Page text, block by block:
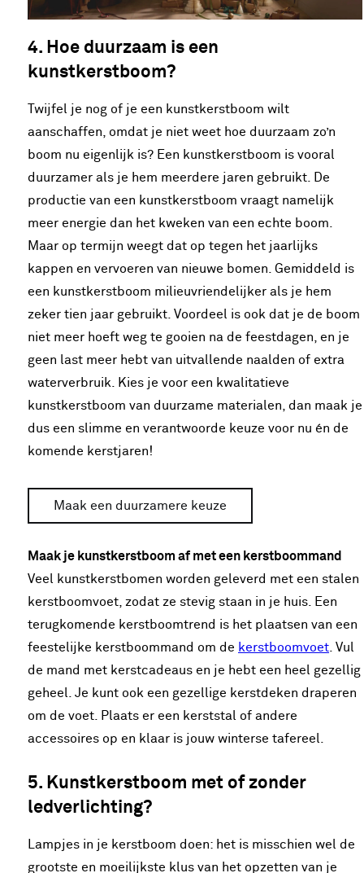
4. Hoe duurzaam is een
kunstkerstboom?
Twijfel je nog of je een kunstkerstboom wilt
aanschaffen, omdat je niet weet hoe duurzaam zo’n
boom nu eigenlijk is? Een kunstkerstboom is vooral
duurzamer als je hem meerdere jaren gebruikt. De
productie van een kunstkerstboom vraagt namelijk
meer energie dan het kweken van een echte boom.
Maar op termijn weegt dat op tegen het jaarlijks
kappen en vervoeren van nieuwe bomen. Gemiddeld is
een kunstkerstboom milieuvriendelijker als je hem
zeker tien jaar gebruikt. Voordeel is ook dat je de boom
niet meer hoeft weg te gooien na de feestdagen, en je
geen last meer hebt van uitvallende naalden of extra
waterverbruik. Kies je voor een kwalitatieve
kunstkerstboom van duurzame materialen, dan maak je
dus een slimme en verantwoorde keuze voor nu én de
komende kerstjaren!
Maak een duurzamere keuze
Maak je kunstkerstboom af met een kerstboommand
Veel kunstkerstbomen worden geleverd met een stalen
kerstboomvoet, zodat ze stevig staan in je huis. Een
terugkomende kerstboomtrend is het plaatsen van een
feestelijke kerstboommand om de kerstboomvoet . Vul
de mand met kerstcadeaus en je hebt een heel gezellig
geheel. Je kunt ook een gezellige kerstdeken draperen
om de voet. Plaats er een kerststal of andere
accessoires op en klaar is jouw winterse tafereel.
5. Kunstkerstboom met of zonder
ledverlichting?
Lampjes in je kerstboom doen: het is misschien wel de
grootste en moeilijkste klus van het opzetten van je